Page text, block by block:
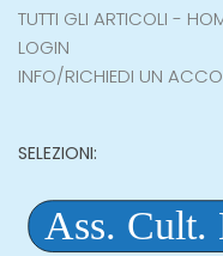
TUTTI GLI ARTICOLI -
LOGIN
INFO/RICHIEDI UN
SELEZIONI: